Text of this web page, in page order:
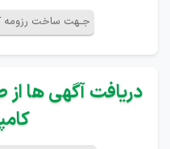
جـهت ساخت رزومه
دریافت آگهی ها از